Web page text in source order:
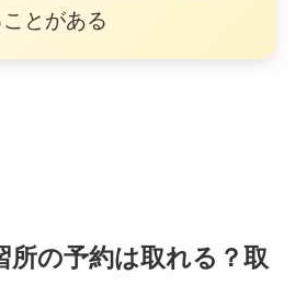
とがある
所の予約は取れる？取